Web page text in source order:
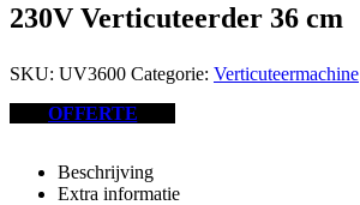
230V Verticuteerder 36 cm
SKU: UV3600 Categorie: Verticuteermachine
OFFERTE
Beschrijving
Extra informatie